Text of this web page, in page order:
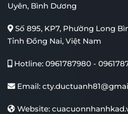
Cửa Kính Lùa Giếng Trời
Uyên, Bình Dương
Số 895, KP7, Phường Long
Tỉnh Đồng Nai, Việt Nam
Hotline: 0961787980 -
Email:
Website: